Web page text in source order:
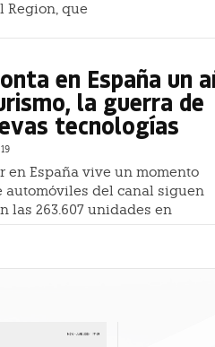
Region, que
en España un
la guerra de
tecnologías
en España vive un momento
automóviles del canal siguen
las 263.607 unidades en